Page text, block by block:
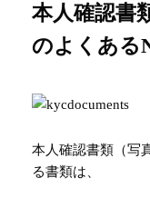
本人確認書
のよくある
本人確認書類（写
る書類は、